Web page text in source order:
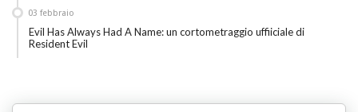
Evil Has Always Had A Name: un cortometraggio uffiiciale di
Resident Evil
03 febbraio